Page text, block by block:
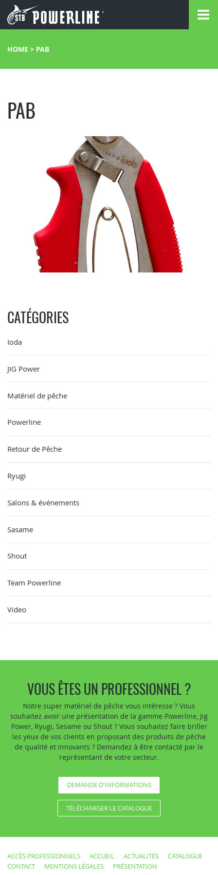
HOME > PAB
PAB
CATÉGORIES
Ioda
JIG Power
Matériel de pêche
Powerline
Retour de Pêche
Ryugi
Salons & événements
Sasame
Shout
Team Powerline
Video
VOUS ÊTES UN PROFESSIONNEL ?
Notre super matériel de pêche vous intéresse ? Vous
souhaitez avoir une présentation de la gamme Powerline, Jig
Power, Ryugi, Sesame ou Shout ? Vous souhaitez faire briller
les yeux de vos clients en proposant des produits de pêche
de qualité et innovants ? Demandez à être contacté par le
représentant de votre secteur.
DEMANDE D'INFORMATIONS
TÉLÉCHARGER LE CATALOGUE
ACCÈS PROFESSIONNELS ACCUEIL ACTUALITÉS
CATALOGUE
CONTACT
MENTIONS LÉGALES PRÉSENTATION